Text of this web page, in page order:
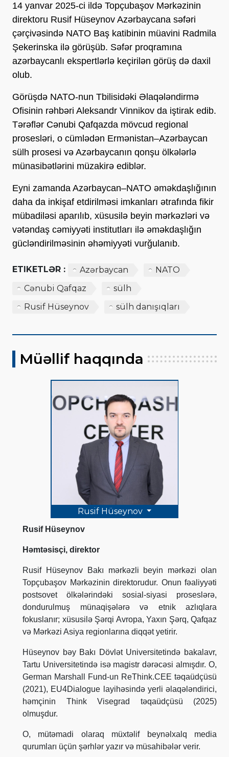
14 yanvar 2025-ci ildə Topçubaşov Mərkəzinin
direktoru Rusif Hüseynov Azərbaycana səfəri
çərçivəsində NATO Baş katibinin müavini Radmila
Şekerinska ilə görüşüb. Səfər proqramına
azərbaycanlı ekspertlərlə keçirilən görüş də daxil
olub.
Görüşdə NATO-nun Tbilisidəki Əlaqələndirmə
Ofisinin rəhbəri Aleksandr Vinnikov da iştirak edib.
Tərəflər Cənubi Qafqazda mövcud regional
prosesləri, o cümlədən Ermənistan–Azərbaycan
sülh prosesi və Azərbaycanın qonşu ölkələrlə
münasibətlərini müzakirə ediblər.
Eyni zamanda Azərbaycan–NATO əməkdaşlığının
daha da inkişaf etdirilməsi imkanları ətrafında fikir
mübadiləsi aparılıb, xüsusilə beyin mərkəzləri və
vətəndaş cəmiyyəti institutları ilə əməkdaşlığın
gücləndirilməsinin əhəmiyyəti vurğulanıb.
ETIKETLƏR : Azərbaycan
NATO
Cənubi Qafqaz
sülh
Rusif Hüseynov
sülh danışıqları
Müəllif haqqında
Rusif Hüseynov
Rusif Hüseynov
Həmtəsisçi, direktor
Rusif Hüseynov Bakı mərkəzli beyin mərkəzi olan
Topçubaşov Mərkəzinin direktorudur. Onun fəaliyyəti
postsovet ölkələrindəki sosial-siyasi proseslərə,
dondurulmuş münaqişələrə və etnik azlıqlara
fokuslanır; xüsusilə Şərqi Avropa, Yaxın Şərq, Qafqaz
və Mərkəzi Asiya regionlarına diqqət yetirir.
Hüseynov bəy Bakı Dövlət Universitetində bakalavr,
Tartu Universitetində isə magistr dərəcəsi almışdır. O,
German Marshall Fund-un ReThink.CEE təqaüdçüsü
(2021), EU4Dialogue layihəsində yerli əlaqələndirici,
həmçinin Think Visegrad təqaüdçüsü (2025)
olmuşdur.
O, mütəmadi olaraq müxtəlif beynəlxalq media
qurumları üçün şərhlər yazır və müsahibələr verir.